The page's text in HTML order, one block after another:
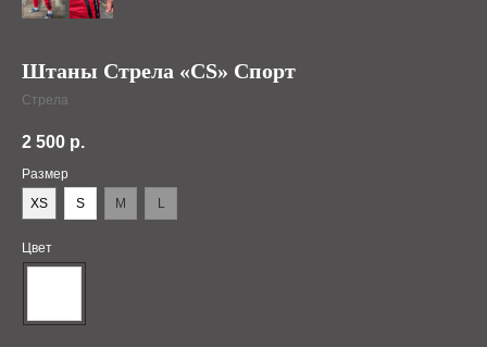
Штаны Стрела «CS» Спорт
Стрела
2 500 р.
Размер
XS
S M L
Цвет